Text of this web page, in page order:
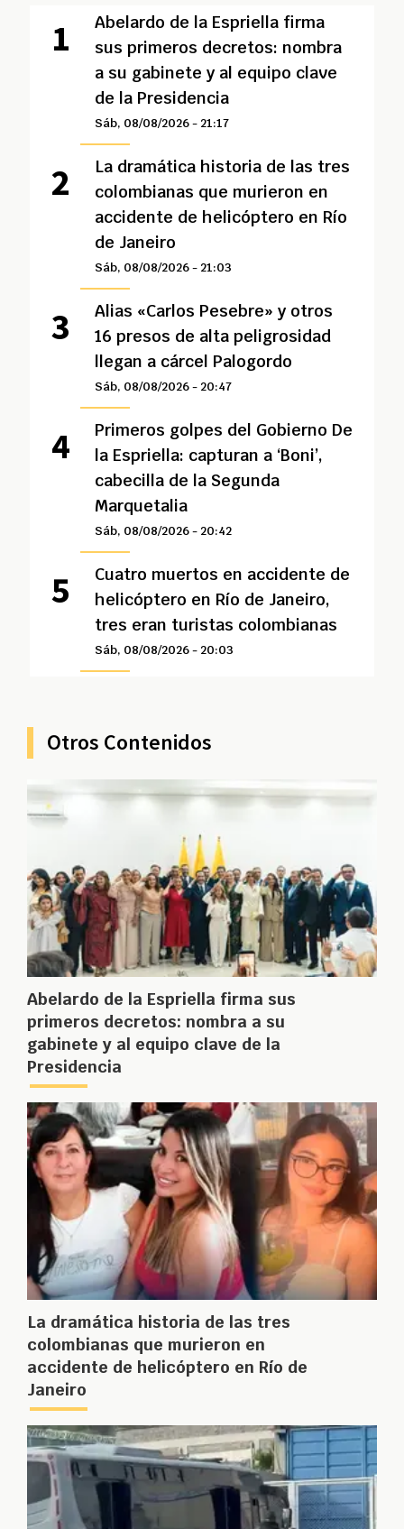
Abelardo de la Espriella firma
sus primeros decretos: nombra
a su gabinete y al equipo clave
de la Presidencia
Sáb, 08/08/2026 - 21:17
La dramática historia de las tres
colombianas que murieron en
accidente de helicóptero en Río
de Janeiro
Sáb, 08/08/2026 - 21:03
Alias «Carlos Pesebre» y otros
16 presos de alta peligrosidad
llegan a cárcel Palogordo
Sáb, 08/08/2026 - 20:47
Primeros golpes del Gobierno De
la Espriella: capturan a ‘Boni’,
cabecilla de la Segunda
Marquetalia
Sáb, 08/08/2026 - 20:42
Cuatro muertos en accidente de
helicóptero en Río de Janeiro,
tres eran turistas colombianas
Sáb, 08/08/2026 - 20:03
Otros Contenidos
Abelardo de la Espriella firma sus
primeros decretos: nombra a su
gabinete y al equipo clave de la
Presidencia
La dramática historia de las tres
colombianas que murieron en
accidente de helicóptero en Río de
Janeiro